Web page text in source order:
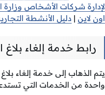
لإدارة شركات الأشخاص وزارة
اون لاين | دليل الأنشطة
رابط خدمة إلغاء
يتم الذهاب إلى خدمة إلغاء
واحدة من الخدمات التي